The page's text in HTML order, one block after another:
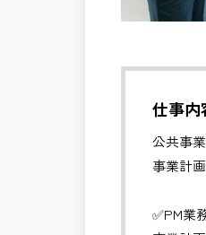
仕事内
公共事
事業計
✅PM業